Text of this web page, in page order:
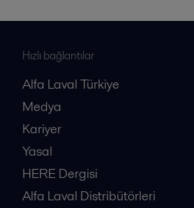
Hızlı bağlantılar
Alfa Laval Türkiye
Medya
Kariyer
Yasal
HERE Dergisi
Alfa Laval Distribütörleri